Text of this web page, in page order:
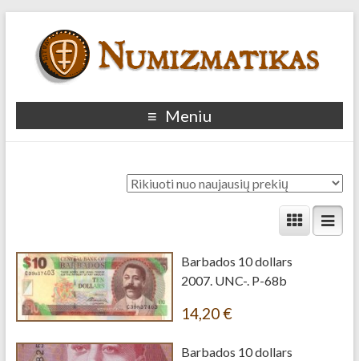
Meniu
Barbados 10 dollars
2007. UNC-. P-68b
14,20€
Barbados 10 dollars